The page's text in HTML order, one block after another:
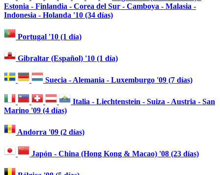
Estonia - Finlandia - Corea del Sur - Camboya - Malasia -
Indonesia - Holanda '10 (34 días)
Portugal '10 (1 día)
Gibraltar (Español) '10 (1 día)
Suecia - Alemania - Luxemburgo '09 (7 días)
Italia - Liechtenstein - Suiza - Austria - San
Marino '09 (4 días)
Andorra '09 (2 días)
Japón - China (Hong Kong & Macao) '08 (23 días)